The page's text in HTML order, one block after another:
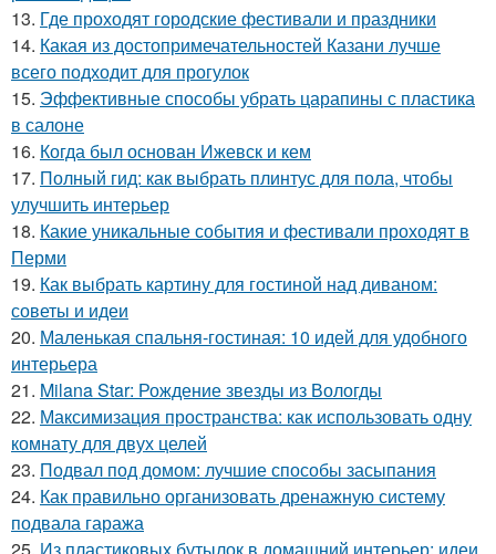
13. Где проходят городские фестивали и праздники
14. Какая из достопримечательностей Казани лучше
всего подходит для прогулок
15. Эффективные способы убрать царапины с пластика
в салоне
16. Когда был основан Ижевск и кем
17. Полный гид: как выбрать плинтус для пола, чтобы
улучшить интерьер
18. Какие уникальные события и фестивали проходят в
Перми
19. Как выбрать картину для гостиной над диваном:
советы и идеи
20. Маленькая спальня-гостиная: 10 идей для удобного
интерьера
21. Milana Star: Рождение звезды из Вологды
22. Максимизация пространства: как использовать одну
комнату для двух целей
23. Подвал под домом: лучшие способы засыпания
24. Как правильно организовать дренажную систему
подвала гаража
25. Из пластиковых бутылок в домашний интерьер: идеи